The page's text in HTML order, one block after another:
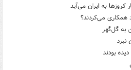
به ایران می‌آید
همکاری می‌کردند؟
به گل‌گهر
نبرد
بودند